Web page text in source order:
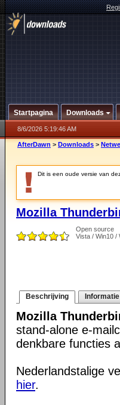
Startpagina Downloads
8/6/2026 5:19:46 AM
AfterDawn > Downloads >
Dit is een oude versie van
Mozilla
Open source
Vista / Win10 /
Beschrijving Informatie
Mozilla
stand-alone e-
denkbare functies
Nederlandstalige
hier.